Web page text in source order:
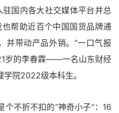
国内各大社交媒体平台并总
帮助近百个中国国货品牌通
并带动产品外销。”一口气报
岁的李春霖——一名山东财经
院2022级本科生。
不折不扣的“神奇小子”：16